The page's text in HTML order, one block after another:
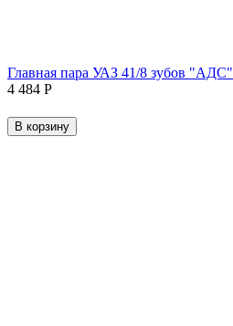
Главная пара УАЗ 41/8 зубов "АДС"
4 484 Р
В корзину